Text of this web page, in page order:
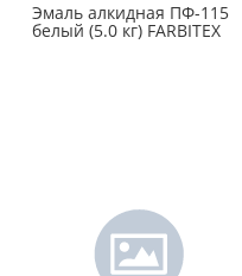
Эмаль алкидная ПФ-115
белый (5.0 кг) FARBITEX